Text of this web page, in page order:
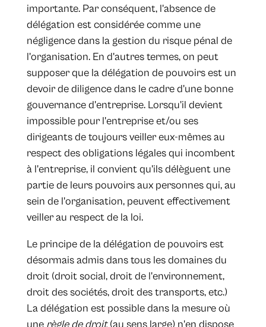
importante. Par conséquent, l'absence de
délégation est considérée comme une
négligence dans la gestion du risque pénal de
l'organisation. En d'autres termes, on peut
supposer que la délégation de pouvoirs est un
devoir de diligence dans le cadre d'une bonne
gouvernance d'entreprise. Lorsqu'il devient
impossible pour l'entreprise et/ou ses
dirigeants de toujours veiller eux-mêmes au
respect des obligations légales qui incombent
à l'entreprise, il convient qu'ils délèguent une
partie de leurs pouvoirs aux personnes qui, au
sein de l'organisation, peuvent effectivement
veiller au respect de la loi.
Le principe de la délégation de pouvoirs est
désormais admis dans tous les domaines du
droit (droit social, droit de l'environnement,
droit des sociétés, droit des transports, etc.)
La délégation est possible dans la mesure où
une règle de droit(au sens large) n'en dispose